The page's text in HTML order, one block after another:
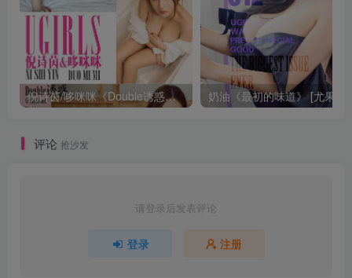
倪诗茵/哆咪咪《Double诱惑》 [尤果圈] No.663
评论 抢沙发
请登录后发表评论
登录 注册